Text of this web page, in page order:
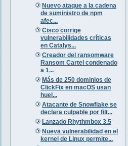
Nuevo ataque a la cadena
de suministro de npm
afec...
Cisco corrige
vulnerabilidades críticas
en Catalys...
Creador del ransomware
Ransom Cartel condenado
a 1...
Más de 250 dominios de
ClickFix en macOS usan
huel...
Atacante de Snowflake se
declara culpable por filt...
Lanzado Rhythmbox 3.5
Nueva vulnerabilidad en el
kernel de Linux permite...